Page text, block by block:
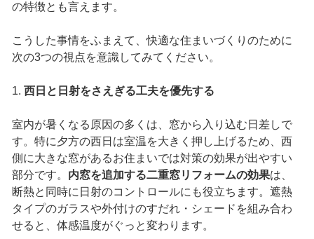
の特徴とも言えます。
こうした事情をふまえて、快適な住まいづくりのために
次の3つの視点を意識してみてください。
1. 西日と日射をさえぎる工夫を優先する
室内が暑くなる原因の多くは、窓から入り込む日差しで
す。特に夕方の西日は室温を大きく押し上げるため、西
側に大きな窓があるお住まいでは対策の効果が出やすい
部分です。 内窓を追加する二重窓リフォームの効果は、
断熱と同時に日射のコントロールにも役立ちます。遮熱
タイプのガラスや外付けのすだれ・シェードを組み合わ
せると、体感温度がぐっと変わります。